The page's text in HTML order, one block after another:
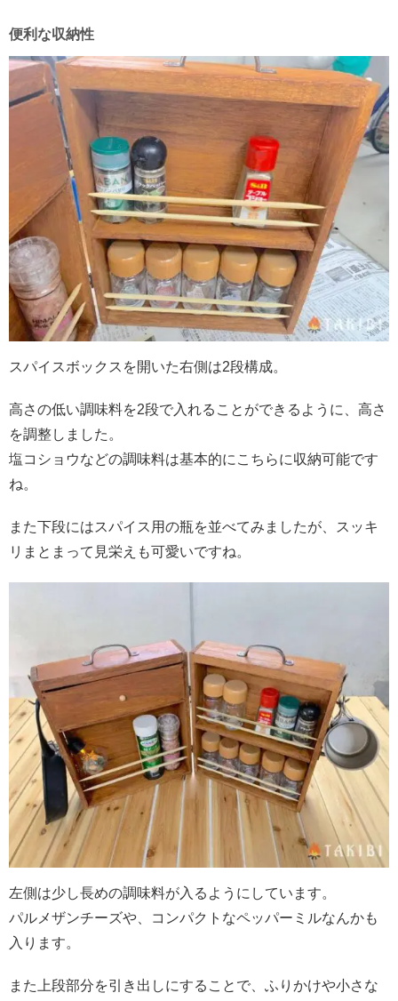
便利な収納性
スパイスボックスを開いた右側は2段構成。
高さの低い調味料を2段で入れることができるように、高さ
を調整しました。
塩コショウなどの調味料は基本的にこちらに収納可能です
ね。
また下段にはスパイス用の瓶を並べてみましたが、スッキ
リまとまって見栄えも可愛いですね。
左側は少し長めの調味料が入るようにしています。
パルメザンチーズや、コンパクトなペッパーミルなんかも
入ります。
また上段部分を引き出しにすることで、ふりかけや小さな